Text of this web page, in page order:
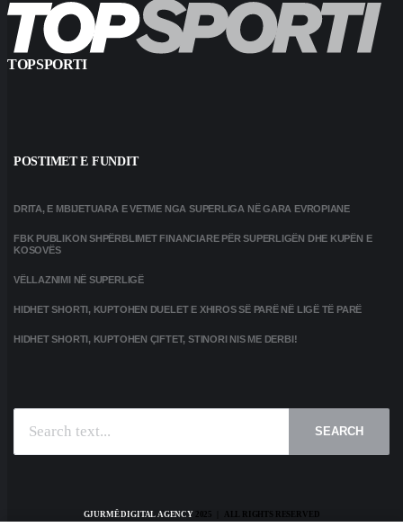
TOPSPORTI
POSTIMET E FUNDIT
DRITA, E MBIJETUARA E VETME NGA SUPERLIGA NË GARA EVROPIANE
FBK PUBLIKON SHPËRBLIMET FINANCIARE PËR SUPERLIGËN DHE KUPËN E
KOSOVËS
VËLLAZNIMI NË SUPERLIGË
HIDHET SHORTI, KUPTOHEN DUELET E XHIROS SË PARË NË LIGË TË PARË
HIDHET SHORTI, KUPTOHEN ÇIFTET, STINORI NIS ME DERBI!
SEARCH
GJURMË DIGITAL AGENCY2025 | ALL RIGHTS RESERVED